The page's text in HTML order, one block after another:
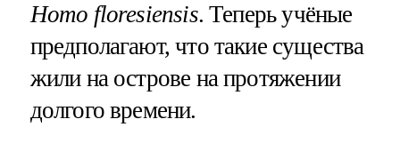
Homo floresiensis. Теперь учёные
предполагают, что такие существа
жили на острове на протяжении
долгого времени.